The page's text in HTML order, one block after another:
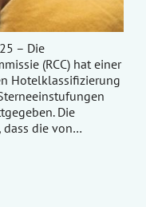
– Die
(RCC) hat einer
Hotelklassifizierung
Die
dass die von…